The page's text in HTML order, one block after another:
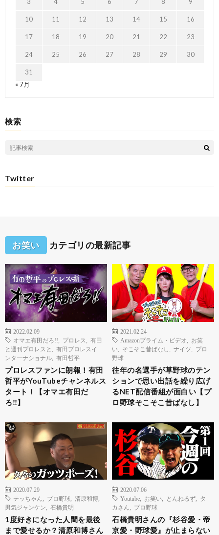
3 4 5 6 7 8 9
10 11 12 13 14 15 16
17 18 19 20 21 22 23
24 25 26 27 28 29 30
31
« 7月
検索
Twitter
お笑い カテゴリの最新記事
2022.02.09
オマエ有田だろ!!
プロレス
有田
と週刊プロレスと
有田プロレスイ
ンターナショナル
有田哲平
プロレスファンに朗報！有田
哲平がYouTubeチャンネルス
タート！【オマエ有田だ
ろ‼︎】
2021.02.24
Amazonプライム・ビデオ
お笑
い
そこそこ昔ばなし ナイツ
プロ
野球
往年の名選手が草野球のテン
ションで思い出話を繰り広げ
るNET配信番組が面白い【プ
ロ野球そこそこ昔ばなし】
2020.07.29
テッちゃん
プロ野球 清原和博
男気ジャンケン
石橋貴明
1度好きになった人間を最後
まで愛せるか？清原和博さん
2020.07.06
Youtube
お笑い とんねるず
タ
カさん
プロ野球
石橋貴明さんの『杉谷愛・帝
京愛・野球愛』が止まらない